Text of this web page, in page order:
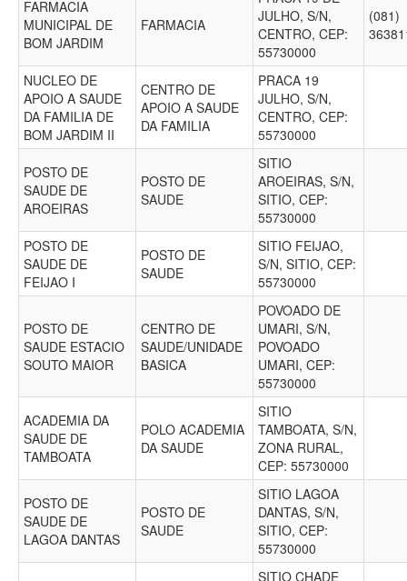
FARMACIA
MUNICIPAL DE
BOM JARDIM
FARMACIA
JULHO, S/N,
CENTRO, CEP:
55730000
(081)
NUCLEO DE
APOIO A SAUDE
DA FAMILIA DE
BOM JARDIM II
CENTRO DE
APOIO A SAUDE
DA FAMILIA
PRACA 19
JULHO, S/N,
CENTRO, CEP:
55730000
POSTO DE
SAUDE DE
AROEIRAS
POSTO DE
SAUDE
SITIO
AROEIRAS, S/N,
SITIO, CEP:
55730000
POSTO DE
SAUDE DE
FEIJAO I
POSTO DE
SAUDE
SITIO FEIJAO,
S/N, SITIO, CEP:
55730000
POSTO DE
SAUDE ESTACIO
SOUTO MAIOR
CENTRO DE
SAUDE/UNIDADE
BASICA
POVOADO DE
UMARI, S/N,
POVOADO
UMARI, CEP:
55730000
ACADEMIA DA
SAUDE DE
TAMBOATA
POLO ACADEMIA
DA SAUDE
SITIO
TAMBOATA, S/N,
ZONA RURAL,
CEP: 55730000
POSTO DE
SAUDE DE
LAGOA DANTAS
POSTO DE
SAUDE
SITIO LAGOA
DANTAS, S/N,
SITIO, CEP:
55730000
SITIO CHADE